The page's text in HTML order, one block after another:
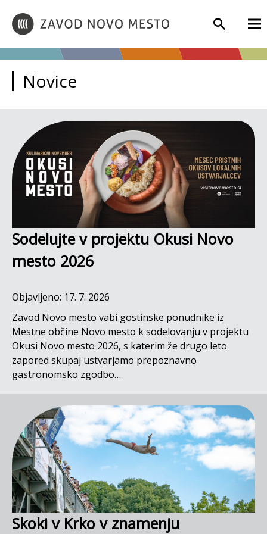
Novice
Sodelujte v projektu Okusi Novo
mesto 2026
Objavljeno: 17. 7. 2026
Zavod Novo mesto vabi gostinske ponudnike iz
Mestne občine Novo mesto k sodelovanju v projektu
Okusi Novo mesto 2026, s katerim že drugo leto
zapored skupaj ustvarjamo prepoznavno
gastronomsko zgodbo…
Skoki v Krko v znamenju